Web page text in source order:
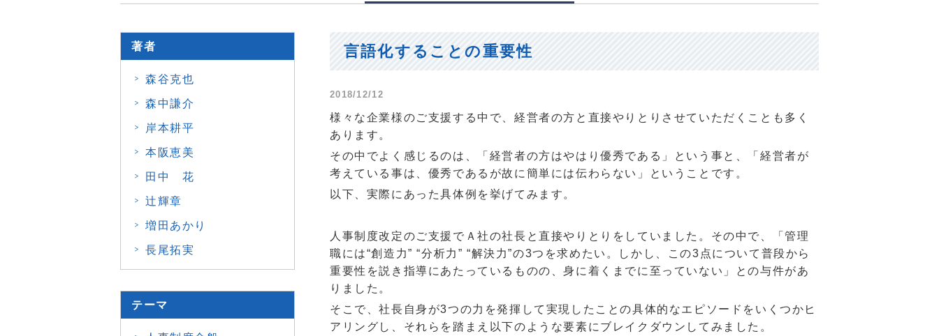
言語化することの重要性
2018/12/12
様々な企業様のご支援する中で、経営者の方と直接やりとりさせていただくことも多く
あります。
その中でよく感じるのは、「経営者の方はやはり優秀である」という事と、「経営者が
考えている事は、優秀であるが故に簡単には伝わらない」ということです。
以下、実際にあった具体例を挙げてみます。
人事制度改定のご支援でＡ社の社長と直接やりとりをしていました。その中で、「管理
職には“創造力” “分析力” “解決力”の3つを求めたい。しかし、この3 点について普段から
重要性を説き指導にあたっているものの、身に着くまでに至っていない」との与件があ
りました。
そこで、社長自身が3つの力を発揮して実現したことの具体的なエピソードをいくつかヒ
アリングし、それらを踏まえ以下のような要素にブレイクダウンしてみました。
著者
森谷克也
森中謙介
岸本耕平
本阪恵美
田中 花
辻輝章
増田あかり
長尾拓実
テーマ